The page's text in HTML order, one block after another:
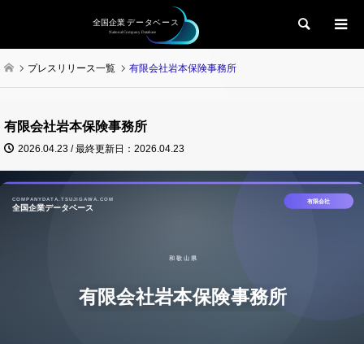
検索
プレスリリース一覧 有限会社岩本保険事務所
有限会社岩本保険事務所
2026.04.23 / 最終更新日：2026.04.23